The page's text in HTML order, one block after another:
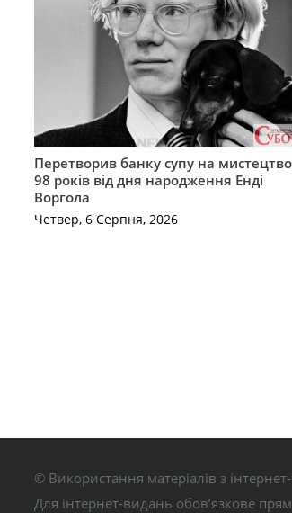
Перетворив банку супу на
98 років від дня народження Енді
Воргола
Четвер, 6 Серпня, 2026
© Використання матеріалів з
Для інтернет-видань обов’язкове